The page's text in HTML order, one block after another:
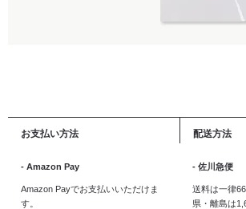
お支払い方法
- Amazon Pay
Amazon Payでお支払いいただけま
す。
配送方法
- 佐川急便
送料は一律
県・離島は